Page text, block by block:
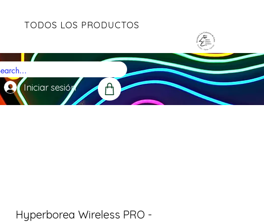
TODOS LOS PRODUCTOS
Iniciar sesión
Hyperborea Wireless PRO -